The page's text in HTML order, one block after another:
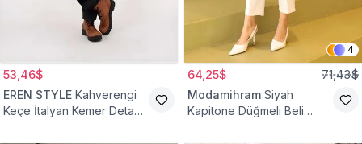
53,46$
EREN STYLE Kahverengi
Keçe İtalyan Kemer Detaylı
4
64,25$ 71,43$
Modamihram Siyah
Kapitone Düğmeli Beli